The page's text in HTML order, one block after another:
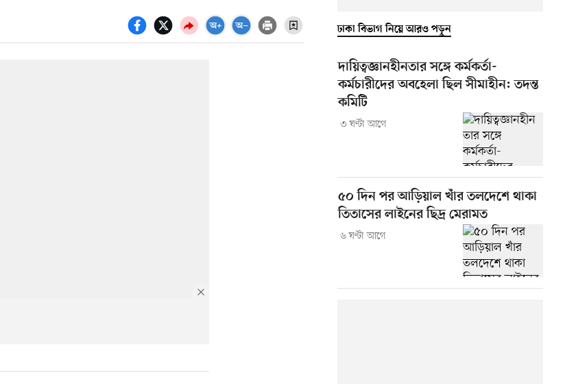
ঢাকা বিভাগ নিয়ে আরও পড়ুন
দায়িত্বজ্ঞানহীনতার সঙ্গে কর্মকর্তা-
কর্মচারীদের অবহেলা ছিল সীমাহীন: তদন্ত
কমিটি
৩ ঘণ্টা আগে
৫০ দিন পর আড়িয়াল খাঁর তলদেশে থাকা
তিতাসের লাইনের ছিদ্র মেরামত
৬ ঘণ্টা আগে